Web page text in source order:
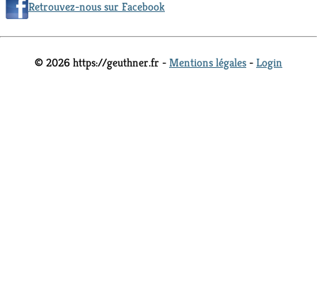
Retrouvez-nous sur Facebook
© 2026 https://geuthner.fr -Mentions légales -Login